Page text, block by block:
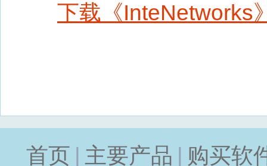
下载《InteNetworks
首页 主要产品 购买软